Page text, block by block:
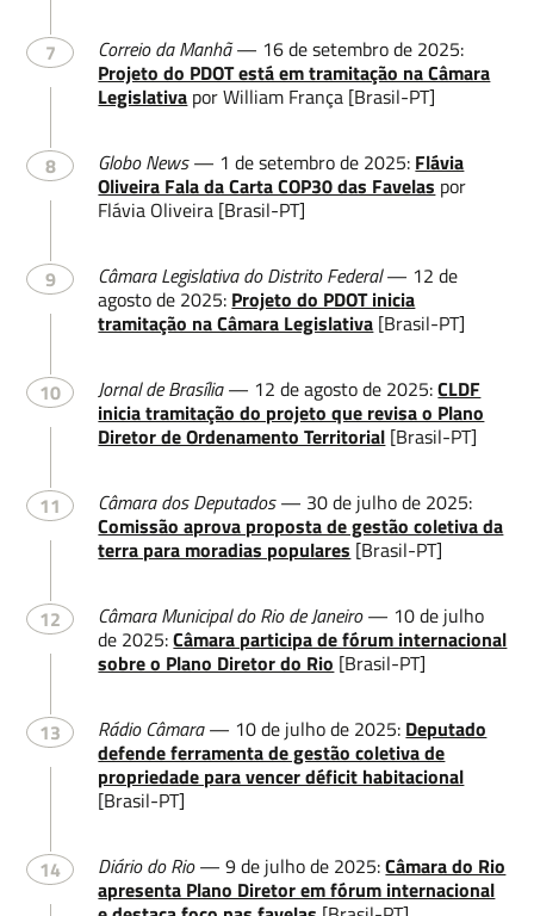
7 Correio da Manhã— 16 de setembro de 2025:
Projeto do PDOT está em tramitação na Câmara
Legislativa por William França [Brasil-PT]
8 Globo News— 1 de setembro de 2025: Flávia
Oliveira Fala da Carta COP30 das Favelas por
Flávia Oliveira [Brasil-PT]
9 Câmara Legislativa do Distrito Federal— 12 de
agosto de 2025: Projeto do PDOT inicia
tramitação na Câmara Legislativa [Brasil-PT]
10 Jornal de Brasília— 12 de agosto de 2025:CLDF
inicia tramitação do projeto que revisa o Plano
Diretor de Ordenamento Territorial [Brasil-PT]
11 Câmara dos Deputados— 30 de julho de 2025:
Comissão aprova proposta de gestão coletiva da
terra para moradias populares [Brasil-PT]
12 Câmara Municipal do Rio de Janeiro— 10 de julho
de 2025:Câmara participa de fórum internacional
sobre o Plano Diretor do Rio [Brasil-PT]
13 Rádio Câmara— 10 de julho de 2025: Deputado
defende ferramenta de gestão coletiva de
propriedade para vencer déficit habitacional
[Brasil-PT]
14 Diário do Rio— 9 de julho de 2025:Câmara do Rio
apresenta Plano Diretor em fórum internacional
Email
Deixe uma mensagem
Enviar